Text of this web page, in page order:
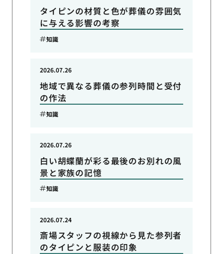
タイピンの材質と色が葬儀の雰囲気
に与える影響の考察
知識
地域で異なる葬儀の参列時間と受付
の作法
2026.07.26
知識
白い胡蝶蘭が彩る最後のお別れの風
景と家族の記憶
2026.07.26
知識
斎場スタッフの視線から見た参列者
のタイピンと服装の印象
2026.07.24